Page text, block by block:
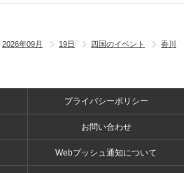
2026年09月 19日 四国のイベント
香川
プライバシーポリシー
お問い合わせ
Webプッシュ通知について